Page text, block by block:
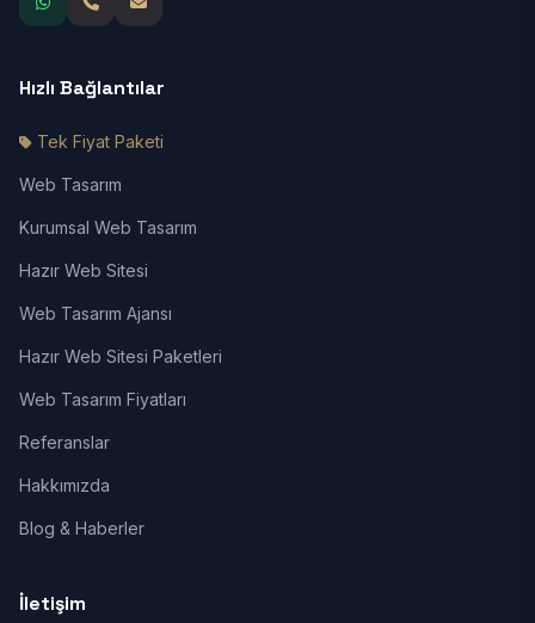
Hızlı Bağlantılar
Tek Fiyat Paketi
Web Tasarım
Kurumsal Web Tasarım
Hazır Web Sitesi
Web Tasarım Ajansı
Hazır Web Sitesi Paketleri
Web Tasarım Fiyatları
Referanslar
Hakkımızda
Blog & Haberler
İletişim